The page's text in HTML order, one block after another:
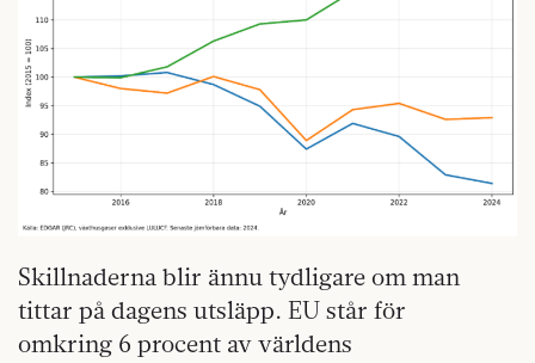
Skillnaderna blir ännu tydligare om man
tittar på dagens utsläpp. EU står för
omkring 6 procent av världens